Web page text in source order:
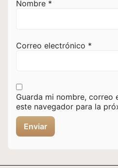
Nombre *
Correo electrónico *
Guarda mi nombre, correo
este navegador para la